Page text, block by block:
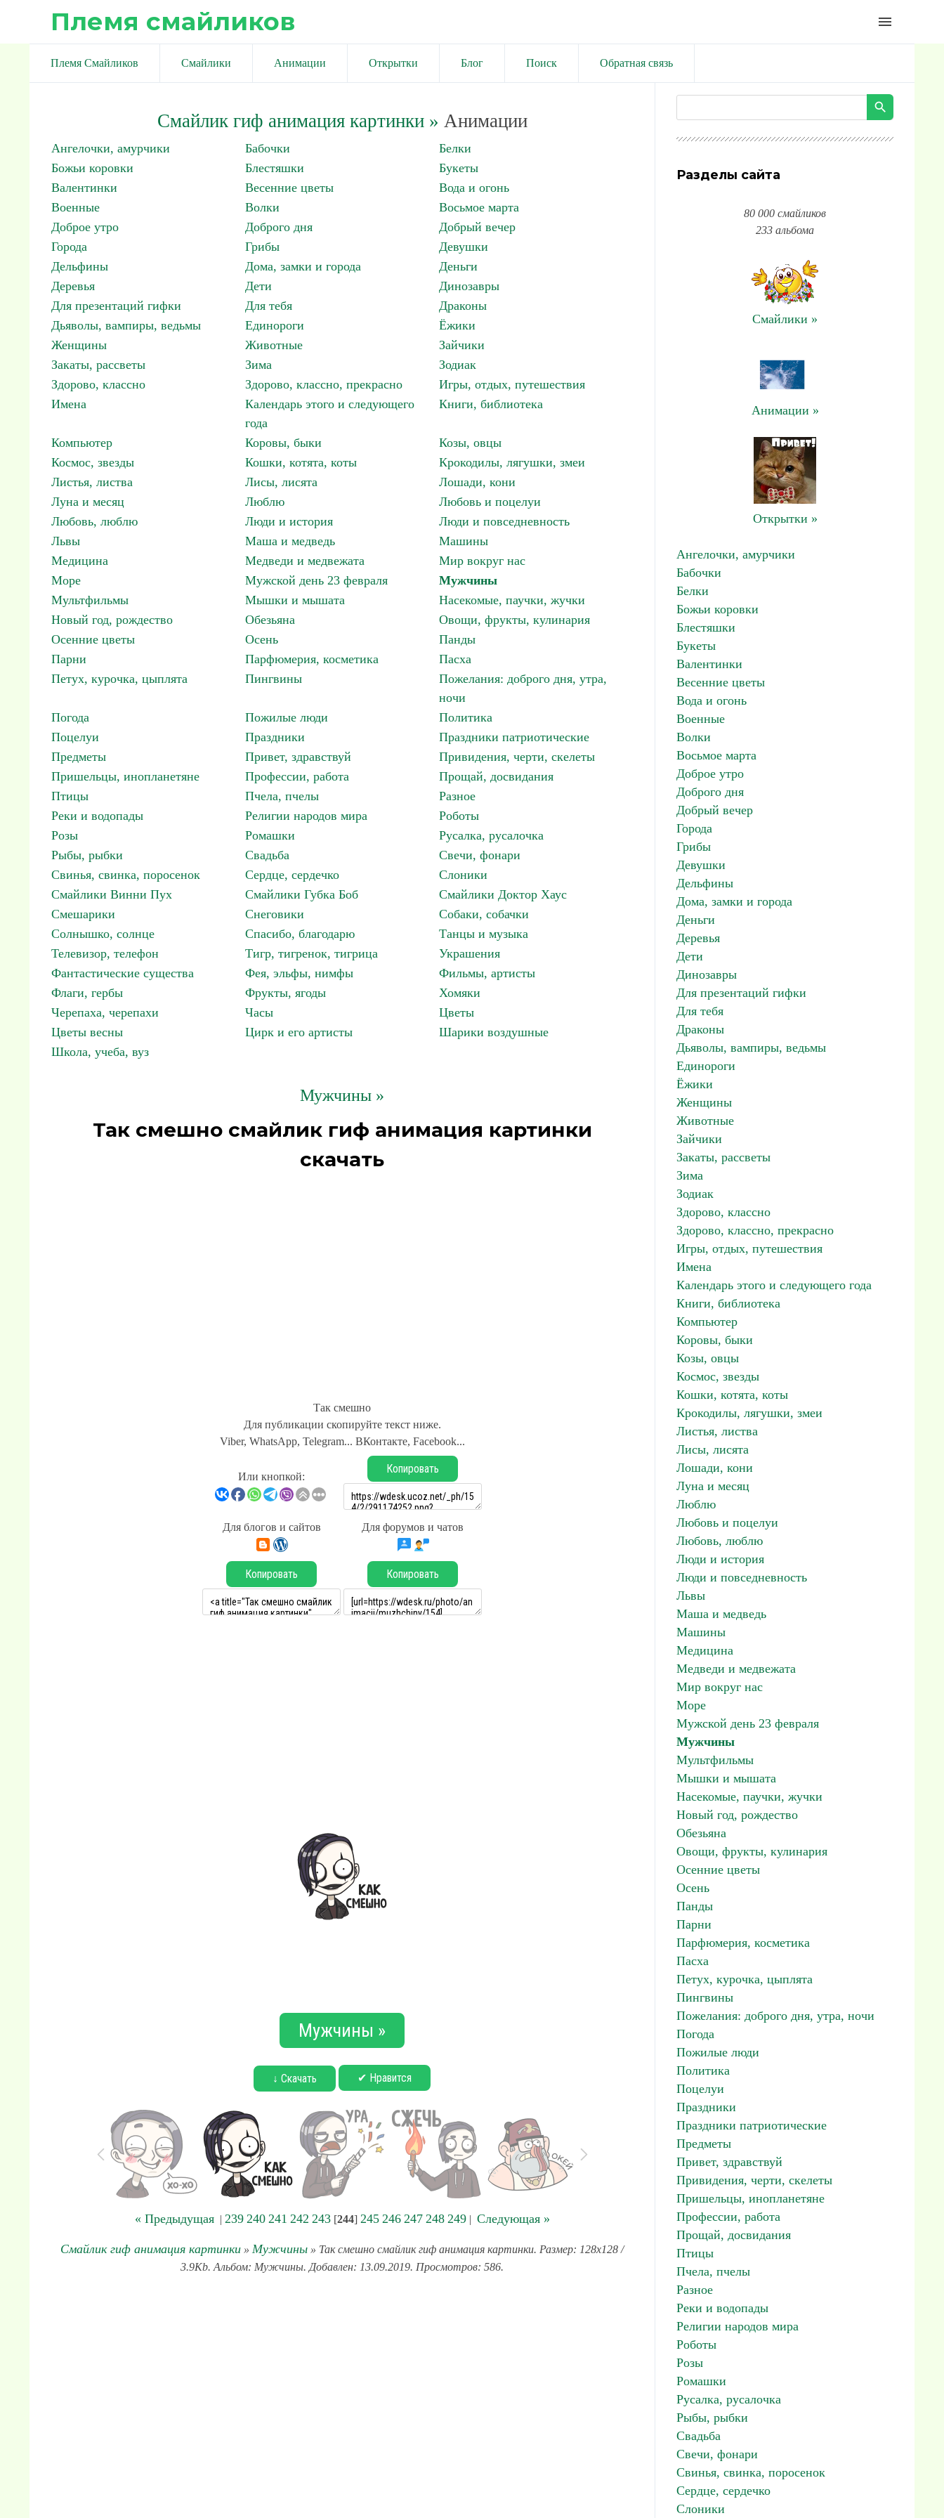
Племя смайликов menu
Племя Смайликов Смайлики Анимации Открытки Блог Поиск Обратная связь
Смайлик гиф анимация картинки» Анимации
Ангелочки, амурчики Бабочки
Белки
Божьи коровки
Блестяшки
Букеты
Валентинки
Весенние цветы
Вода и огонь
Военные
Волки
Восьмое марта
Доброе утро
Доброго дня
Добрый вечер
Города
Грибы
Девушки
Дельфины
Дома, замки и города
Деньги
Деревья
Дети
Динозавры
Для презентаций гифки
Для тебя
Драконы
Дьяволы, вампиры, ведьмы
Единороги
Ёжики
Женщины
Животные
Зайчики
Закаты, рассветы
Зима
Зодиак
Здорово, классно
Здорово, классно, прекрасно
Игры, отдых, путешествия
Имена
Календарь этого и следующего
года
Книги, библиотека
Компьютер Коровы, быки
Козы, овцы
Космос, звезды
Кошки, котята, коты
Крокодилы, лягушки, змеи
Листья, листва
Лисы, лисята
Лошади, кони
Луна и месяц
Люблю
Любовь и поцелуи
Любовь, люблю
Люди и история
Люди и повседневность
Львы
Маша и медведь
Машины
Медицина
Медведи и медвежата
Мир вокруг нас
Море
Мужской день 23 февраля
Мужчины
Мультфильмы
Мышки и мышата
Насекомые, паучки, жучки
Новый год, рождество
Обезьяна
Овощи, фрукты, кулинария
Осенние цветы
Осень
Панды
Парни
Парфюмерия, косметика
Пасха
Петух, курочка, цыплята
Пингвины
Пожелания: доброго дня, утра,
ночи
Погода
Пожилые люди
Политика
Поцелуи
Праздники
Праздники патриотические
Предметы
Привет, здравствуй
Привидения, черти, скелеты
Пришельцы, инопланетяне
Профессии, работа
Прощай, досвидания
Птицы
Пчела, пчелы
Разное
Реки и водопады
Религии народов мира
Роботы
Розы
Ромашки
Русалка, русалочка
Рыбы, рыбки
Свадьба
Свечи, фонари
Свинья, свинка, поросенок
Сердце, сердечко
Слоники
Смайлики Винни Пух
Смайлики Губка Боб
Смайлики Доктор Хаус
Смешарики
Снеговики
Собаки, собачки
Солнышко, солнце
Спасибо, благодарю
Танцы и музыка
Телевизор, телефон
Тигр, тигренок, тигрица
Украшения
Фантастические существа
Фея, эльфы, нимфы
Фильмы, артисты
Флаги, гербы
Фрукты, ягоды
Хомяки
Черепаха, черепахи
Часы
Цветы
Цветы весны
Цирк и его артисты
Шарики воздушные
Школа, учеба, вуз
Мужчины »
Так смешно смайлик гиф анимация картинки
скачать
Так смешно
Для публикации скопируйте текст ниже.
Viber, WhatsApp, Telegram... ВКонтакте, Facebook...
Или кнопкой:
Копировать
Для блогов и сайтов Для форумов и чатов
Копировать Копировать
Мужчины »
↓ Скачать ✔ Нравится
« Предыдущая| 239 240 241 242 243[244] 245 246 247 248 249| Следующая »
Смайлик гиф анимация картинки » Мужчины » Так смешно смайлик гиф анимация картинки. Размер: 128x128 /
3.9Kb. Альбом: Мужчины. Добавлен: 13.09.2019. Просмотров: 586.
Разделы сайта
80 000 смайликов
233 альбома
Смайлики »
Анимации »
Открытки »
Ангелочки, амурчики
Бабочки
Белки
Божьи коровки
Блестяшки
Букеты
Валентинки
Весенние цветы
Вода и огонь
Военные
Волки
Восьмое марта
Доброе утро
Доброго дня
Добрый вечер
Города
Грибы
Девушки
Дельфины
Дома, замки и города
Деньги
Деревья
Дети
Динозавры
Для презентаций гифки
Для тебя
Драконы
Дьяволы, вампиры, ведьмы
Единороги
Ёжики
Женщины
Животные
Зайчики
Закаты, рассветы
Зима
Зодиак
Здорово, классно
Здорово, классно, прекрасно
Игры, отдых, путешествия
Имена
Календарь этого и следующего года
Книги, библиотека
Компьютер
Коровы, быки
Козы, овцы
Космос, звезды
Кошки, котята, коты
Крокодилы, лягушки, змеи
Листья, листва
Лисы, лисята
Лошади, кони
Луна и месяц
Люблю
Любовь и поцелуи
Любовь, люблю
Люди и история
Люди и повседневность
Львы
Маша и медведь
Машины
Медицина
Медведи и медвежата
Мир вокруг нас
Море
Мужской день 23 февраля
Мужчины
Мультфильмы
Мышки и мышата
Насекомые, паучки, жучки
Новый год, рождество
Обезьяна
Овощи, фрукты, кулинария
Осенние цветы
Осень
Панды
Парни
Парфюмерия, косметика
Пасха
Петух, курочка, цыплята
Пингвины
Пожелания: доброго дня, утра, ночи
Погода
Пожилые люди
Политика
Поцелуи
Праздники
Праздники патриотические
Предметы
Привет, здравствуй
Привидения, черти, скелеты
Пришельцы, инопланетяне
Профессии, работа
Прощай, досвидания
Птицы
Пчела, пчелы
Разное
Реки и водопады
Религии народов мира
Роботы
Розы
Ромашки
Русалка, русалочка
Рыбы, рыбки
Свадьба
Свечи, фонари
Свинья, свинка, поросенок
Сердце, сердечко
Слоники